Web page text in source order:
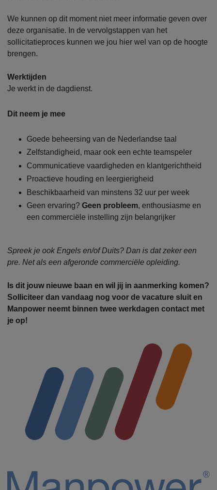
We kunnen op dit moment niet meer informatie geven over
deze organisatie. In de vervolgstappen van het
sollicitatieproces kunnen we jou hier wel van op de hoogte
brengen.
Werktijden
Je werkt in de dagdienst.
Dit neem je mee
Goede beheersing van de Nederlandse taal
Zelfstandigheid, maar ook een echte teamspeler
Communicatieve vaardigheden en klantgerichtheid
Proactieve houding en leergierigheid
Beschikbaarheid van minstens 32 uur per week
Geen ervaring? Geen probleem, enthousiasme en
een commerciële instelling zijn belangrijker
Spreek je ook Engels en/of Duits? Dan is dat zeker een
pre. Net als een afgeronde commerciële opleiding.
Is dit jouw nieuwe baan en wil jij in aanmerking komen?
Solliciteer dan vandaag nog voor de vacature sluit en
Manpower neemt binnen twee werkdagen contact met
je op!